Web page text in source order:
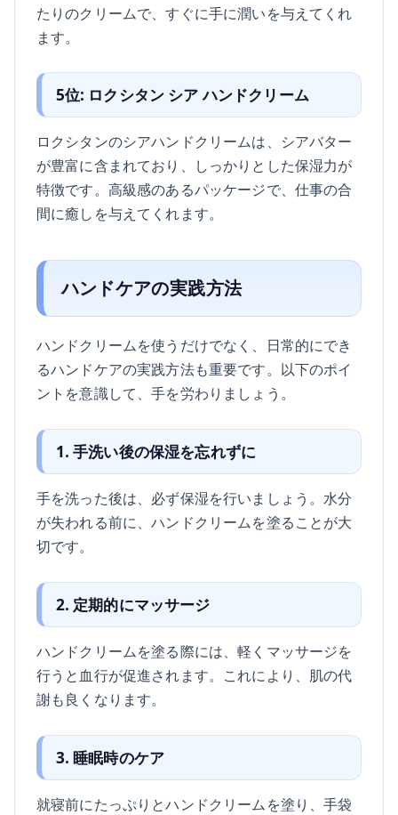
たりのクリームで、すぐに手に潤いを与えてくれ
ます。
5位: ロクシタン シア ハンドクリーム
ロクシタンのシアハンドクリームは、シアバター
が豊富に含まれており、しっかりとした保湿力が
特徴です。高級感のあるパッケージで、仕事の合
間に癒しを与えてくれます。
ハンドケアの実践方法
ハンドクリームを使うだけでなく、日常的にでき
るハンドケアの実践方法も重要です。以下のポイ
ントを意識して、手を労わりましょう。
1. 手洗い後の保湿を忘れずに
手を洗った後は、必ず保湿を行いましょう。水分
が失われる前に、ハンドクリームを塗ることが大
切です。
2. 定期的にマッサージ
ハンドクリームを塗る際には、軽くマッサージを
行うと血行が促進されます。これにより、肌の代
謝も良くなります。
3. 睡眠時のケア
就寝前にたっぷりとハンドクリームを塗り、手袋